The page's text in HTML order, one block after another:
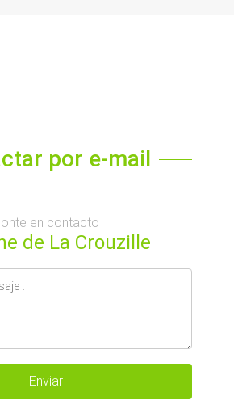
por e-mail
en contacto
de La Crouzille
Enviar